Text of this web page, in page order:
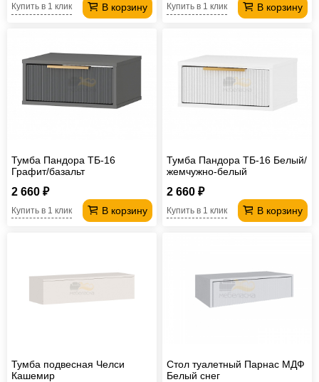
В корзину
Купить в 1 клик В корзину
Купить в 1 клик
Тумба Пандора ТБ-16
Графит/базальт
2 660 ₽
В корзину
Купить в 1 клик
Тумба Пандора ТБ-16 Белый/
жемчужно-белый
2 660 ₽
В корзину
Купить в 1 клик
Тумба подвесная Челси
Кашемир
Стол туалетный Парнас МДФ
Белый снег